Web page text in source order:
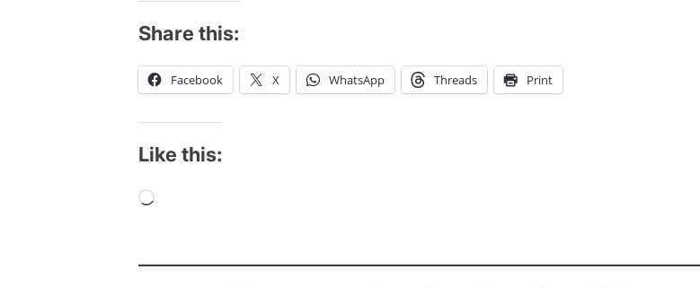
Share this:
Facebook X WhatsApp Threads Print
Like this:
Loading…